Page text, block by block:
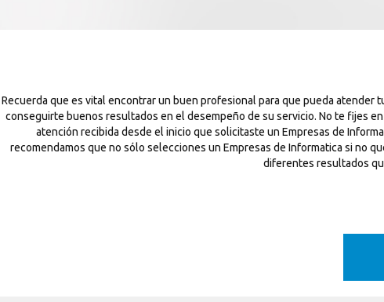
Recuerda que es vital encontrar un buen profesional para que pueda atender
conseguirte buenos resultados en el desempeño de su servicio. No te fijes
atención recibida desde el inicio que solicitaste un Empresas de
recomendamos que no sólo selecciones un Empresas de Informatica si no
diferentes resultados